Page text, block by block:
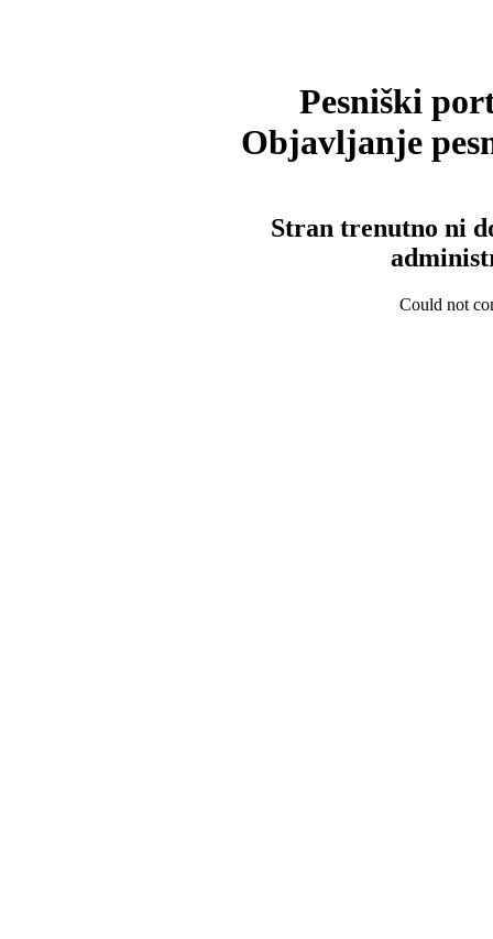
Pesniški
Objavljanje
Stran trenutno ni
Could not